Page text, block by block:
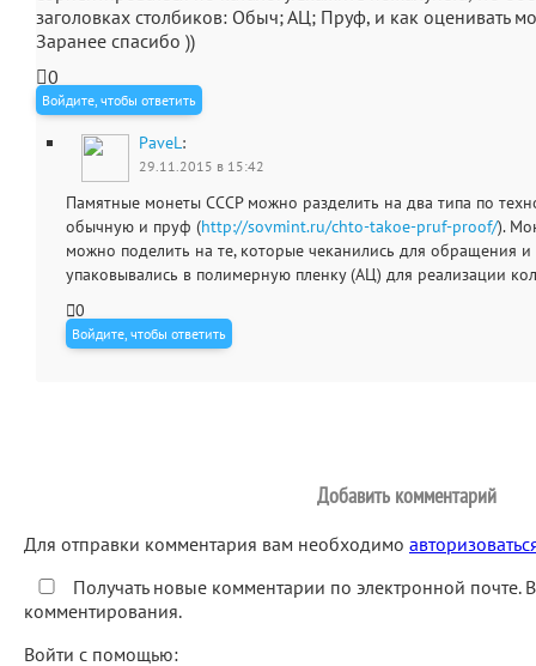
заголовках столбиков: Обыч; АЦ; Пруф, и как оценивать
Заранее спасибо ))
0
Войдите, чтобы ответить
PaveL:
29.11.2015 в 15:42
Памятные монеты СССР можно разделить на два типа по
обычную и пруф (http://sovmint.ru/chto-takoe-pruf-proof/).
можно поделить на те, которые чеканились для обращения и
упаковывались в полимерную пленку (АЦ) для реализации
0
Войдите, чтобы ответить
Добавить комментарий
Для отправки комментария вам необходимо
Получать новые комментарии по электронной почте.
комментирования.
Войти с помощью: